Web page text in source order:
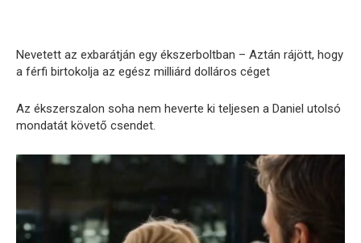
Nevetett az exbarátján egy ékszerboltban – Aztán rájött, hogy
a férfi birtokolja az egész milliárd dolláros céget
Az ékszerszalon soha nem heverte ki teljesen a Daniel utolsó
mondatát követő csendet.